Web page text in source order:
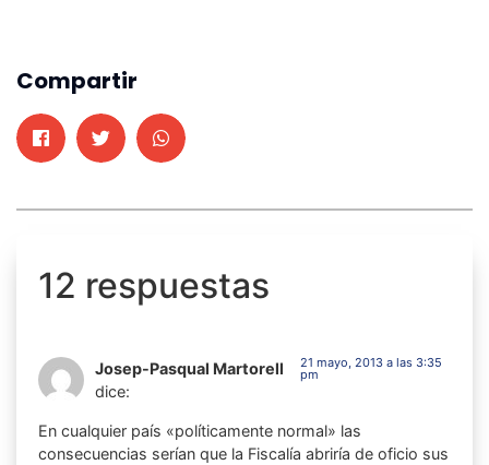
Compartir
12 respuestas
Josep-Pasqual Martorell
dice:
21 mayo, 2013 a las 3:35
pm
En cualquier país «políticamente normal» las
consecuencias serían que la Fiscalía abriría de oficio sus